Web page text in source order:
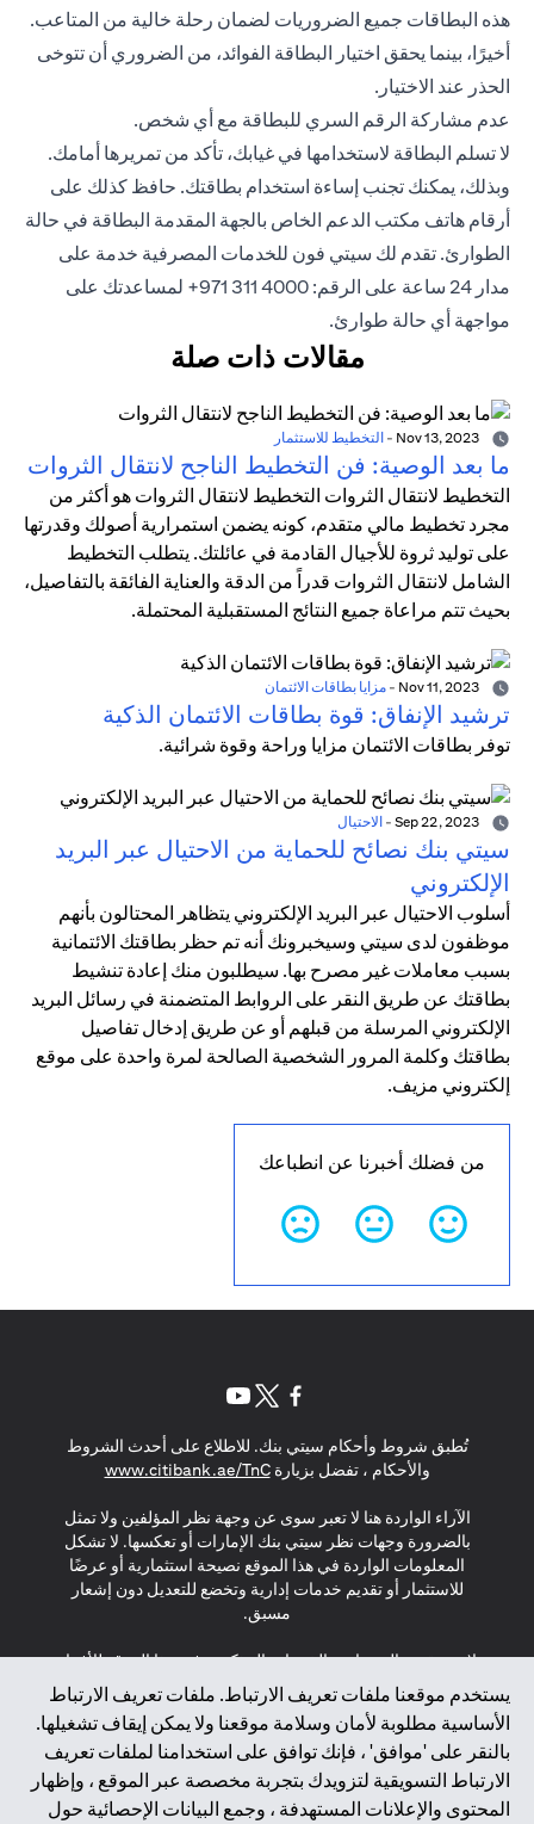
هذه البطاقات جميع الضروريات لضمان رحلة خالية من المتاعب.
أخيرًا، بينما يحقق اختيار البطاقة الفوائد، من الضروري أن تتوخى
الحذر عند الاختيار.
عدم مشاركة الرقم السري للبطاقة مع أي شخص.
لا تسلم البطاقة لاستخدامها في غيابك، تأكد من تمريرها أمامك.
وبذلك، يمكنك تجنب إساءة استخدام بطاقتك. حافظ كذلك على
أرقام هاتف مكتب الدعم الخاص بالجهة المقدمة البطاقة في حالة
الطوارئ. تقدم لك سيتي فون للخدمات المصرفية خدمة على
مدار 24 ساعة على الرقم: 4000 311 971+ لمساعدتك على
مواجهة أي حالة طوارئ.
مقالات ذات صلة
- التخطيط للاستثمار
ما بعد الوصية: فن التخطيط الناجح لانتقال الثروات
التخطيط لانتقال الثروات التخطيط لانتقال الثروات هو أكثر من
مجرد تخطيط مالي متقدم، كونه يضمن استمرارية أصولك وقدرتها
على توليد ثروة للأجيال القادمة في عائلتك. يتطلب التخطيط
الشامل لانتقال الثروات قدراً من الدقة والعناية الفائقة بالتفاصيل،
بحيث تتم مراعاة جميع النتائج المستقبلية المحتملة.
- مزايا بطاقات الائتمان
ترشيد الإنفاق: قوة بطاقات الائتمان الذكية
توفر بطاقات الائتمان مزايا وراحة وقوة شرائية.
- الاحتيال
سيتي بنك نصائح للحماية من الاحتيال عبر البريد
الإلكتروني
أسلوب الاحتيال عبر البريد الإلكتروني يتظاهر المحتالون بأنهم
موظفون لدى سيتي وسيخبرونك أنه تم حظر بطاقتك الائتمانية
بسبب معاملات غير مصرح بها. سيطلبون منك إعادة تنشيط
بطاقتك عن طريق النقر على الروابط المتضمنة في رسائل البريد
الإلكتروني المرسلة من قبلهم أو عن طريق إدخال تفاصيل
بطاقتك وكلمة المرور الشخصية الصالحة لمرة واحدة على موقع
إلكتروني مزيف.
من فضلك أخبرنا عن انطباعك
يستخدم موقعنا ملفات تعريف الارتباط. ملفات تعريف الارتباط
الأساسية مطلوبة لأمان وسلامة موقعنا ولا يمكن إيقاف تشغيلها.
بالنقر على 'موافق' ، فإنك توافق على استخدامنا لملفات تعريف
الارتباط التسويقية لتزويدك بتجربة مخصصة عبر الموقع ، وإظهار
المحتوى والإعلانات المستهدفة ، وجمع البيانات الإحصائية حول
تُطبق شروط وأحكام سيتي بنك. للاطلاع على أحدث الشروط
والأحكام ، تفضل بزيارةwww.citibank.ae/TnC
in a new tab
الآراء الواردة هنا لا تعبر سوى عن وجهة نظر المؤلفين ولا تمثل
بالضرورة وجهات نظر سيتي بنك الإمارات أو تعكسها. لا تشكل
المعلومات الواردة في هذا الموقع نصيحة استثمارية أو عرضًا
للاستثمار أو تقديم خدمات إدارية وتخضع للتعديل دون إشعار
مسبق.
لا يتم تقديم المنتجات والخدمات المذكورة في هذا الموقع للأفراد
المقيمين في الاتحاد الأوروبي أو المنطقة الاقتصادية الأوروبية أو
سويسرا أو غيرنسي أو جيرسي أو موناكو أو سان مارينو أو
الفاتيكان أو جزيرة مان أو المملكة المتحدة أو خصوصية البيانات
(لائحة حماية البيانات العامة \ قانون حماية البيانات الشخصية
العامة \ قانون خصوصية نيوزيلندا). المحتوى الموجود في هذه
الصفحة ليس ولا ينبغي تفسيره على أنه عرض أو دعوة أو دعوة